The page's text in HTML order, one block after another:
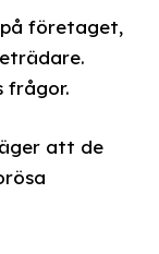
företaget,
frågor.
att de